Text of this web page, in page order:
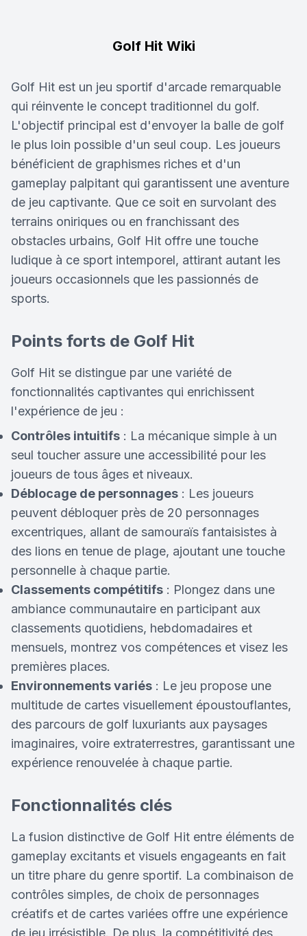
Golf Hit Wiki
Golf Hit est un jeu sportif d'arcade remarquable
qui réinvente le concept traditionnel du golf.
L'objectif principal est d'envoyer la balle de golf
le plus loin possible d'un seul coup. Les joueurs
bénéficient de graphismes riches et d'un
gameplay palpitant qui garantissent une aventure
de jeu captivante. Que ce soit en survolant des
terrains oniriques ou en franchissant des
obstacles urbains, Golf Hit offre une touche
ludique à ce sport intemporel, attirant autant les
joueurs occasionnels que les passionnés de
sports.
Points forts de Golf Hit
Golf Hit se distingue par une variété de
fonctionnalités captivantes qui enrichissent
l'expérience de jeu :
Contrôles intuitifs : La mécanique simple à un
seul toucher assure une accessibilité pour les
joueurs de tous âges et niveaux.
Déblocage de personnages : Les joueurs
peuvent débloquer près de 20 personnages
excentriques, allant de samouraïs fantaisistes à
des lions en tenue de plage, ajoutant une touche
personnelle à chaque partie.
Classements compétitifs : Plongez dans une
ambiance communautaire en participant aux
classements quotidiens, hebdomadaires et
mensuels, montrez vos compétences et visez les
premières places.
Environnements variés : Le jeu propose une
multitude de cartes visuellement époustouflantes,
des parcours de golf luxuriants aux paysages
imaginaires, voire extraterrestres, garantissant une
expérience renouvelée à chaque partie.
Fonctionnalités clés
La fusion distinctive de Golf Hit entre éléments de
gameplay excitants et visuels engageants en fait
un titre phare du genre sportif. La combinaison de
contrôles simples, de choix de personnages
créatifs et de cartes variées offre une expérience
de jeu irrésistible. De plus, la compétitivité des